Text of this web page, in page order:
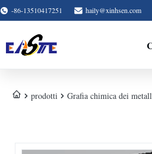
-86-13510417251 haily@xinhsen.com
prodotti Grafia chimica dei